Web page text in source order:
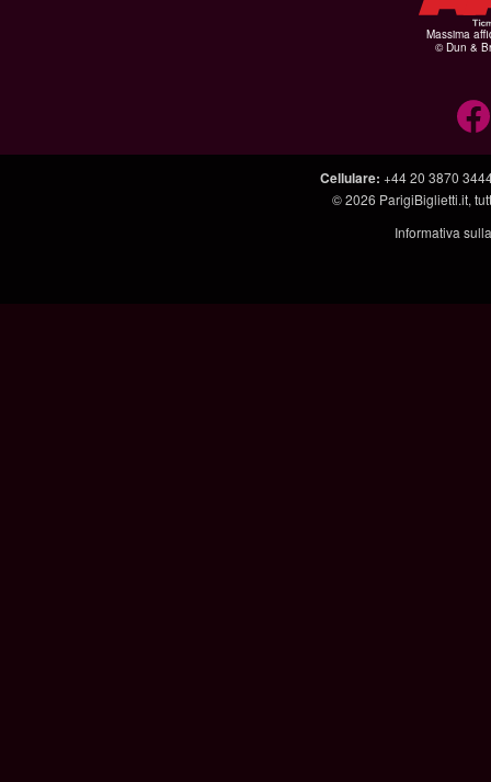
Massima
© Dun &
Cellulare: +44 20 3870
© 2026 ParigiBiglietti.it,
Informativa